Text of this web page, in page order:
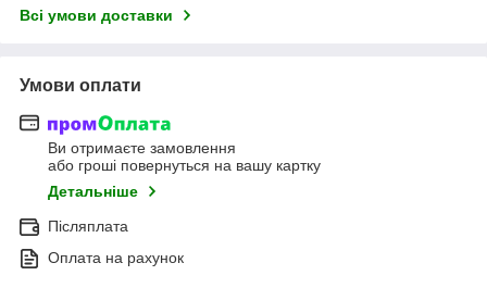
Всі умови доставки
Умови оплати
Ви отримаєте замовлення
або гроші повернуться на вашу картку
Детальніше
Післяплата
Оплата на рахунок